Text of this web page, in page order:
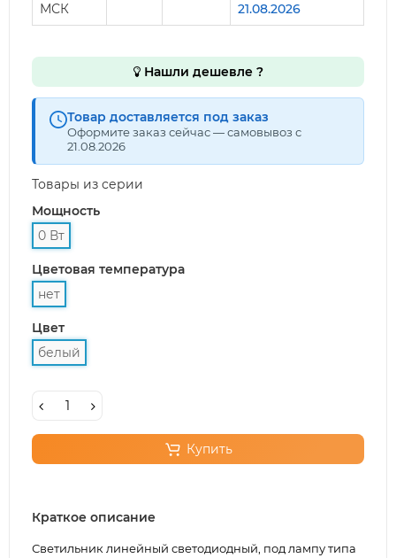
МСК
21.08.2026
Нашли дешевле ?
Товар доставляется под заказ
Оформите заказ сейчас — самовывоз с
21.08.2026
Товары из серии
Мощность
0 Вт
Цветовая температура
нет
Цвет
белый
Купить
Краткое описание
Светильник линейный светодиодный, под лампу типа